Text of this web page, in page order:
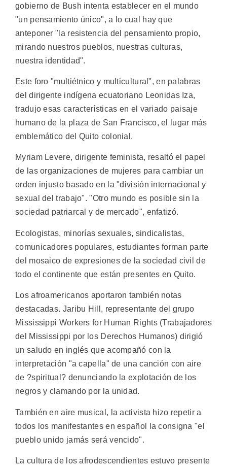
gobierno de Bush intenta establecer en el mundo
"un pensamiento único", a lo cual hay que
anteponer "la resistencia del pensamiento propio,
mirando nuestros pueblos, nuestras culturas,
nuestra identidad".
Este foro "multiétnico y multicultural", en palabras
del dirigente indígena ecuatoriano Leonidas Iza,
tradujo esas características en el variado paisaje
humano de la plaza de San Francisco, el lugar más
emblemático del Quito colonial.
Myriam Levere, dirigente feminista, resaltó el papel
de las organizaciones de mujeres para cambiar un
orden injusto basado en la "división internacional y
sexual del trabajo". "Otro mundo es posible sin la
sociedad patriarcal y de mercado", enfatizó.
Ecologistas, minorías sexuales, sindicalistas,
comunicadores populares, estudiantes forman parte
del mosaico de expresiones de la sociedad civil de
todo el continente que están presentes en Quito.
Los afroamericanos aportaron también notas
destacadas. Jaribu Hill, representante del grupo
Mississippi Workers for Human Rights (Trabajadores
del Mississippi por los Derechos Humanos) dirigió
un saludo en inglés que acompañó con la
interpretación "a capella" de una canción con aire
de ?spiritual? denunciando la explotación de los
negros y clamando por la unidad.
También en aire musical, la activista hizo repetir a
todos los manifestantes en español la consigna "el
pueblo unido jamás será vencido".
La cultura de los afrodescendientes estuvo presente